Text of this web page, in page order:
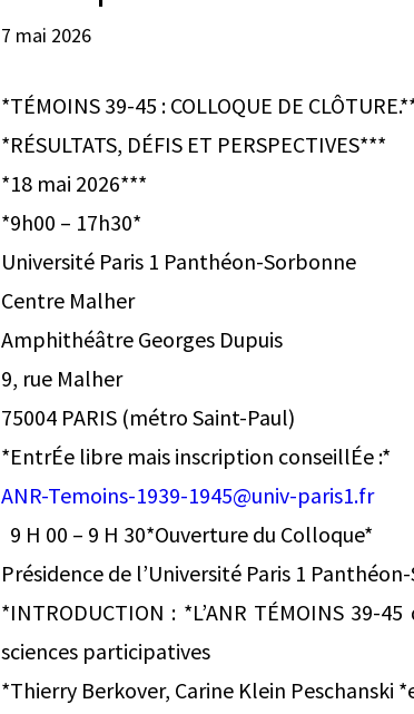
7 mai 2026
*TÉMOINS 39-45 : COLLOQUE DE
*RÉSULTATS, DÉFIS ET PERSPECTIVES***
*18 mai 2026***
*9h00 – 17h30*
Université Paris 1 Panthéon-Sorbonne
Centre Malher
Amphithéâtre Georges Dupuis
9, rue Malher
75004 PARIS (métro Saint-Paul)
*EntrÉe libre mais inscription conseillÉe :*
ANR-Temoins-1939-1945@univ-paris1.fr
9 H 00 – 9 H 30*Ouverture du Colloque*
Présidence de l’Université Paris 1
*INTRODUCTION : *L’ANR TÉMOINS 39-
sciences participatives
*Thierry Berkover, Carine Klein Peschanski